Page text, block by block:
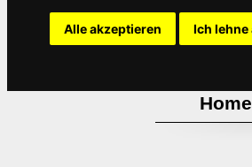
Alle akzeptieren Ich lehne
Home